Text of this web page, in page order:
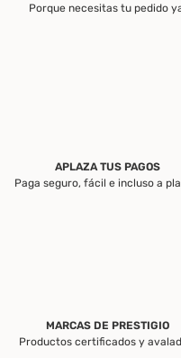
Porque necesitas tu pedido
APLAZA TUS PAGOS
Paga seguro, fácil e incluso a
MARCAS DE PRESTIGIO
Productos certificados y